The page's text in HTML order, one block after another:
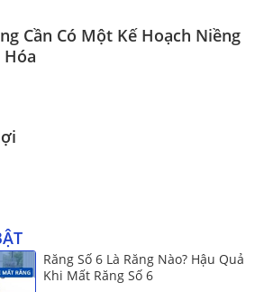
Cần Có Một Kế Hoạch Niềng
Hóa
Răng Số 6 Là Răng Nào? Hậu Quả
Khi Mất Răng Số 6